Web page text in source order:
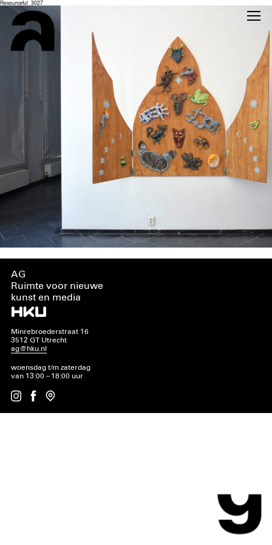
Resourceful_3027
AG
Ruimte voor nieuwe
kunst en media
Minrebroederstraat 16
3512 GT Utrecht
ag@hku.nl
woensdag t/m zaterdag
van 13:00 – 18:00 uur